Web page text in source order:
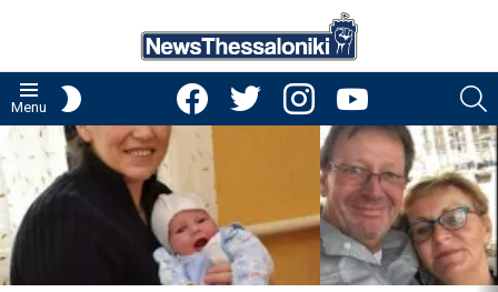
Menu
facebooktwitter instagramyoutube
LATEST
STORIES